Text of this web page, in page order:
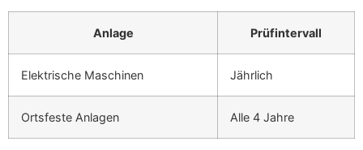
Anlage Prüfintervall
Elektrische Maschinen Jährlich
Ortsfeste Anlagen Alle 4 Jahre